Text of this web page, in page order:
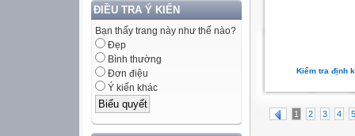
ĐIỀU TRA Ý KIẾN
Bạn thấy trang này như thế nào?
Đẹp
Bình thường
Đơn điệu
Ý kiến khác
Kiểm tra định
1 2 3 4 5